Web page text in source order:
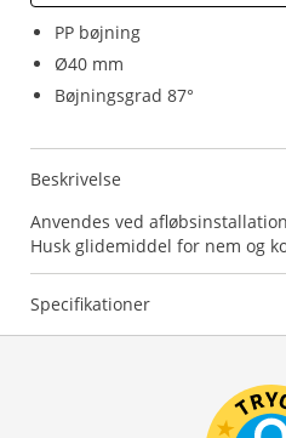
PP bøjning
Ø40 mm
Bøjningsgrad 87°
Beskrivelse
Anvendes ved
Husk glidemiddel for nem og
Specifikationer